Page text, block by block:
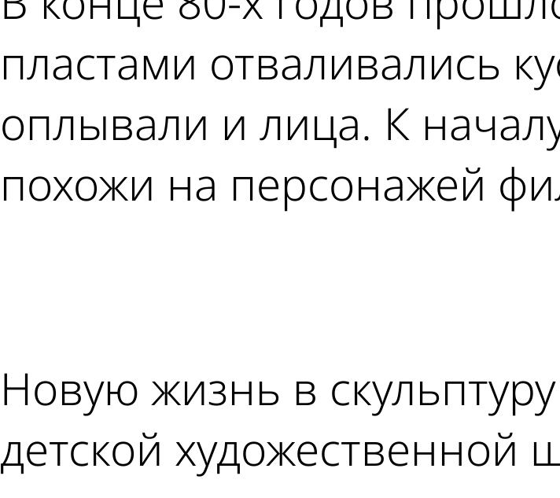
пластами отваливались
оплывали и лица. К
похожи на персонажей
Новую жизнь в
детской